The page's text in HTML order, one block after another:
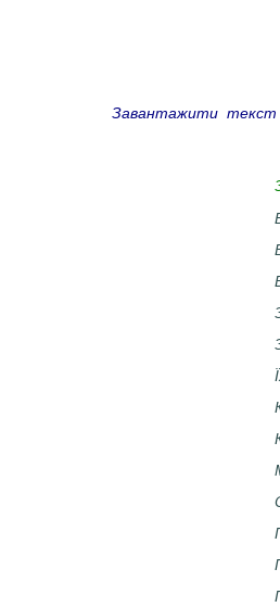
Завантажити текст